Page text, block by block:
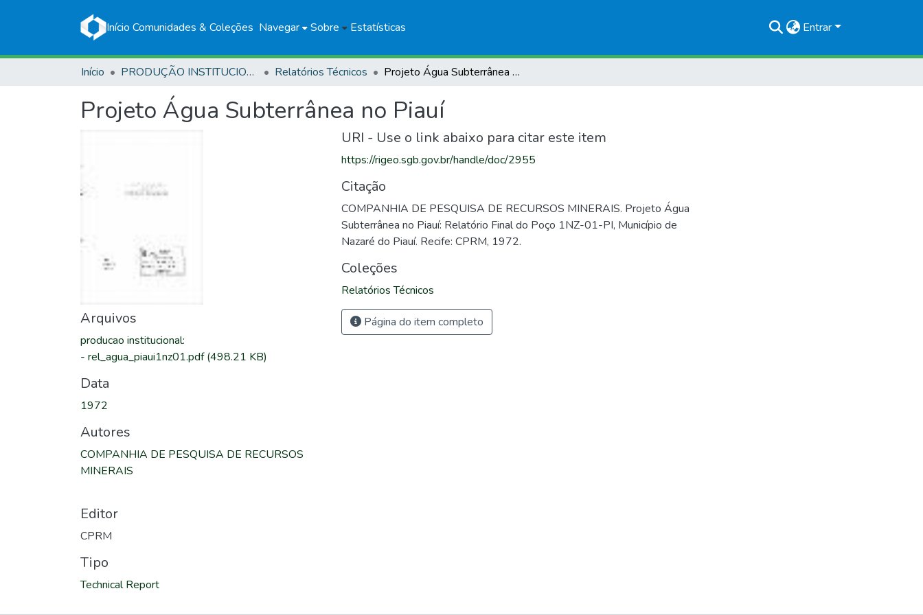
Início Comunidades & Coleções Navegar Sobre Estatísticas Entrar
Início PRODUÇÃO INSTITUCIONAL Relatórios Técnicos Projeto Água Subterrânea no Piauí
Projeto Água Subterrânea no Piauí
Arquivos
producao institucional:
- rel_agua_piaui1nz01.pdf(498.21 KB)
Data
1972
Autores
COMPANHIA DE PESQUISA DE RECURSOS
MINERAIS
Editor
CPRM
Tipo
Technical Report
URI - Use o link abaixo para citar este item
https://rigeo.sgb.gov.br/handle/doc/2955
Citação
COMPANHIA DE PESQUISA DE RECURSOS MINERAIS. Projeto Água
Subterrânea no Piauí: Relatório Final do Poço 1NZ-01-PI, Município de
Nazaré do Piauí. Recife: CPRM, 1972.
Coleções
Relatórios Técnicos
Página do item completo